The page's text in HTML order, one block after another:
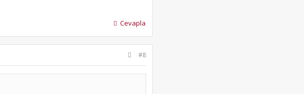
Cevapla
#8